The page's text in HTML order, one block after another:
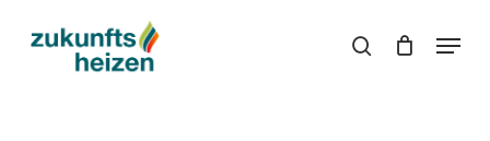
search
Menu